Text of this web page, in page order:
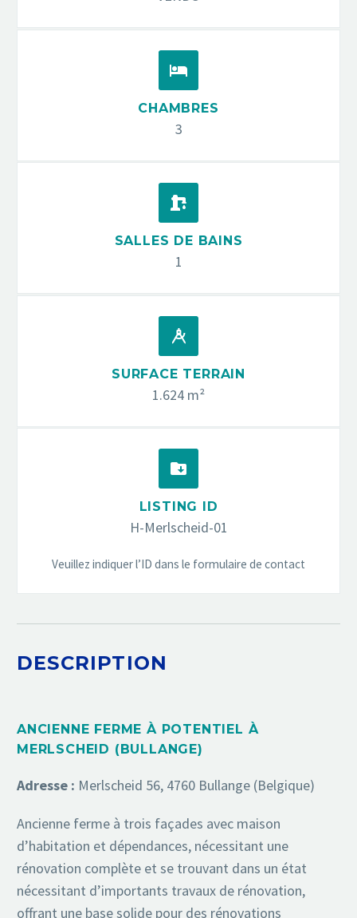


CHAMBRES
3


SALLES DE BAINS
1


SURFACE TERRAIN
1.624 m²


LISTING ID
H-Merlscheid-01
Veuillez indiquer l’ID dans le formulaire de contact
DESCRIPTION
ANCIENNE FERME À POTENTIEL À
MERLSCHEID (BULLANGE)
Adresse : Merlscheid 56, 4760 Bullange (Belgique)
Ancienne ferme à trois façades avec maison
d’habitation et dépendances, nécessitant une
rénovation complète et se trouvant dans un état
nécessitant d’importants travaux de rénovation,
offrant une base solide pour des rénovations